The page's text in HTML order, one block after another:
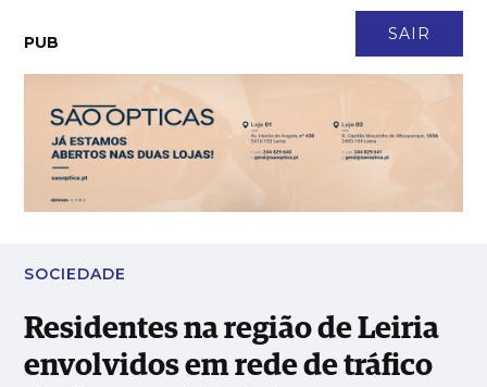
SAIR
PUB
Residentes na região de Leiria envolvidos em rede de tráfico de
droga na Madeira
SOCIEDADE
Residentes na região de Leiria
envolvidos em rede de tráfico